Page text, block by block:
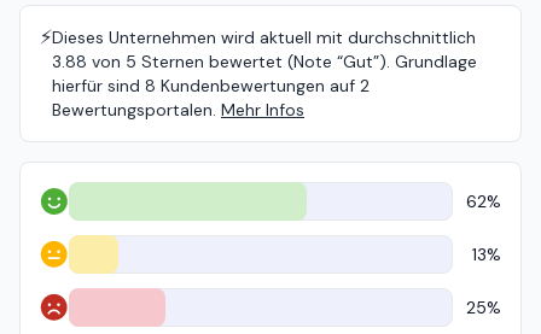
⚡️Dieses Unternehmen wird aktuell mit durchschnittlich
3.88 von 5 Sternen bewertet (Note “Gut”). Grundlage
hierfür sind 8 Kundenbewertungen auf 2
Bewertungsportalen. Mehr Infos
Positiv 62%
Neutral 13%
Negativ 25%